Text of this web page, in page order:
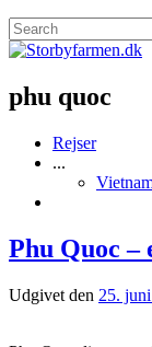
phu quoc
Rejser
...
Phu Quoc –
Udgivet den 25.